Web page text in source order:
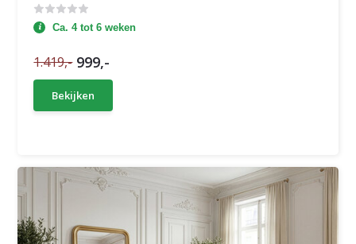
Ca. 4 tot 6 weken
1.419,- 999,-
Bekijken